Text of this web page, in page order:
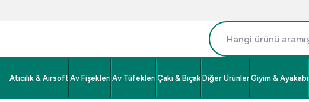
Atıcılık & Airsoft Av Fişekleri Av Tüfekleri Çakı & Bıçak Diğer Ürünler Giyim & Ayakabı